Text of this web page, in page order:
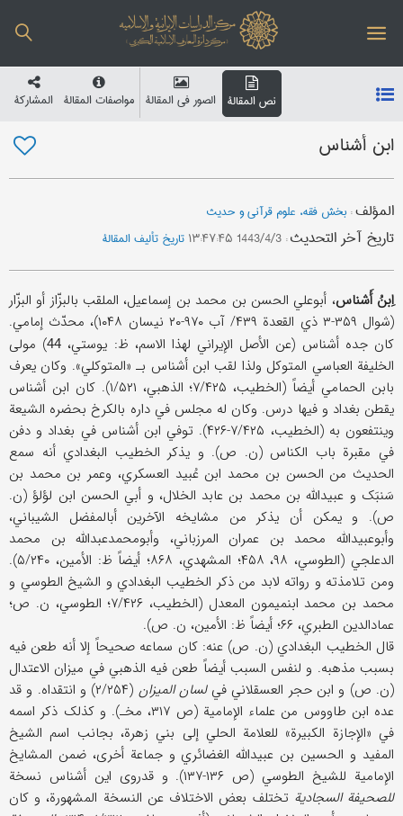
نص المقالة الصور في المقالة مواصفات المقالة المشارکة
ابن أشناس
المؤلف: بخش فقه، علوم قرآنی و حدیث
تاریخ آخر التحدیث: 1443/4/3 ۱۳:۴۷:۴۵ تاریخ تألیف المقالة
اِبنُ أَشناس، أبوعلي الحسن بن محمد بن إسماعیل، الملقب بالبزّاز أو البزّار
(شوال ۳۵۹-۳ ذي القعدة ۴۳۹/ آب ۹۷۰-۲۰ نیسان ۱۰۴۸)، محدّث إمامي.
کان جده أشناس (عن الأصل الإیراني لهذا الاسم، ظ: یوستي، 44) مولی
الخلیفة العباسي المتوکل ولذا لقب ابن أشناس بـ «المتوکلي». وکان یعرف
بابن الحمامي أیضاً (الخطیب، ۷/۴۲۵؛ الذهبي، ۱/۵۲۱). کان ابن أشناس
یقطن بغداد و فیها درس. وکان له مجلس في داره بالکرخ بحضره الشیعة
وینتفعون به (الخطیب، ۷/۴۲۵-۴۲۶). توفي ابن أشناس في بغداد و دفن
في مقبرة باب الکناس (ن. ص). و یذکر الخطیب البغدادي أنه سمع
الحدیث من الحسن بن محمد ابن عُبید العسکري، وعمر بن محمد بن
سَنبَک و عبیدالله بن محمد بن عابد الخلال، و أبي الحسن ابن لؤلؤ (ن.
ص). و یمکن أن یذکر من مشایخه الآخرین أبالمفضل الشیباني،
وأبوعبیدالله محمد بن عمران المرزباني، وأبومحمدعبدالله بن محمد
الدعلجي (الطوسي، ۹۸، ۴۵۸؛ المشهدي، ۸۶۸؛ أیضاً ظ: الأمین، ۵/۲۴۰).
ومن تلامذته و رواته لابد من ذکر الخطیب البغدادي و الشیخ الطوسي و
محمد بن محمد ابنمیمون المعدل (الخطیب، ۷/۴۲۶؛ الطوسي، ن. ص؛
عمادالدین الطبري، ۶۶؛ أیضاً ظ: الأمین، ن. ص).
قال الخطیب البغدادي (ن. ص) عنه: کان سماعه صحیحاً إلا أنه طعن فیه
بسبب مذهبه. و لنفس السبب أیضاً طعن فیه الذهبي في میزان الاعتدال
(ن. ص) و ابن حجر العسقلاني في لسان المیزان
(۲/۲۵۴) و انتقداه. و قد
عده ابن طاووس من علماء الإمامیة (ص ۳۱۷، مخـ). و کذلک ذکر اسمه
في «الإجازة الکبیرة» للعلامة الحلي إلی بني زهرة، بجانب اسم الشیخ
المفید و الحسین بن عبیدالله الغضائري و جماعة أخری، ضمن المشایخ
الإمامیة للشیخ الطوسي (ص ۱۳۶-۱۳۷). و قدروی این أشناس نسخة
للصحیفة السجادیة تختلف بعض الاختلاف عن النسخة المشهورة، و کان